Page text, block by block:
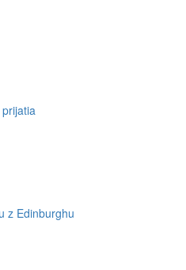
z Edinburghu